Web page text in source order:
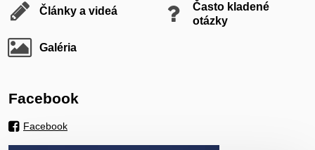
Články a videá
Často kladené
otázky
Galéria
Facebook
Facebook